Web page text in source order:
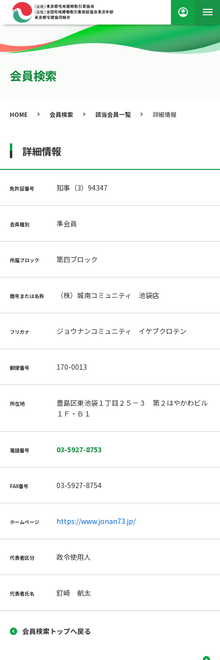
会員検索
HOME 会員検索 該当会員一覧 詳細情報
詳細情報
免許証番号 知事（3）94347
会員種別 準会員
所属ブロック 第四ブロック
商号または名称 （株）城南コミュニティ 池袋店
フリガナ ジョウナンコミュニティ イケブクロテン
郵便番号 170-0013
所在地
豊島区東池袋１丁目２５－３ 第２はやかわビル
１Ｆ・Ｂ１
電話番号 03-5927-8753
FAX番号 03-5927-8754
ホームページ https://www.jonan73.jp/
代表者区分 政令使用人
代表者氏名 釘崎 航太
会員検索トップへ戻る